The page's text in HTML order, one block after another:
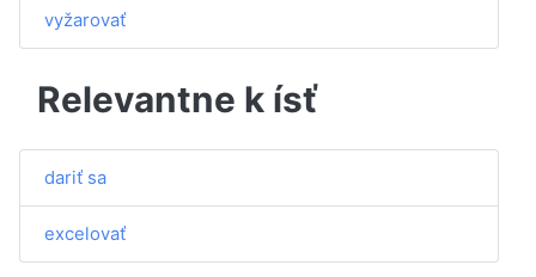
vyžarovať
Relevantne k ísť
dariť sa
excelovať